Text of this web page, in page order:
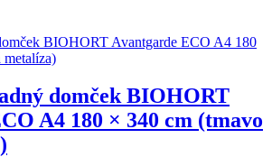
domček BIOHORT
A4 180 × 340 cm (tmavo